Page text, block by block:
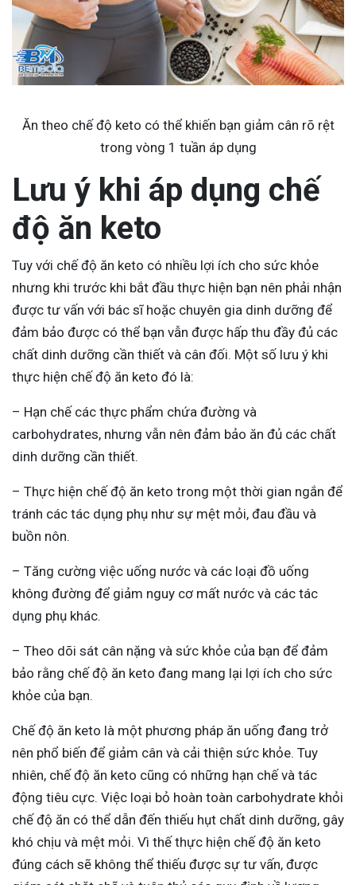
Ăn theo chế độ keto có thể khiến bạn giảm cân rõ rệt
trong vòng 1 tuần áp dụng
Lưu ý khi áp dụng chế
độ ăn keto
Tuy với chế độ ăn keto có nhiều lợi ích cho sức khỏe
nhưng khi trước khi bắt đầu thực hiện bạn nên phải nhận
được tư vấn với bác sĩ hoặc chuyên gia dinh dưỡng để
đảm bảo được có thể bạn vẫn được hấp thu đầy đủ các
chất dinh dưỡng cần thiết và cân đối. Một số lưu ý khi
thực hiện chế độ ăn keto đó là:
– Hạn chế các thực phẩm chứa đường và
carbohydrates, nhưng vẫn nên đảm bảo ăn đủ các chất
dinh dưỡng cần thiết.
– Thực hiện chế độ ăn keto trong một thời gian ngắn để
tránh các tác dụng phụ như sự mệt mỏi, đau đầu và
buồn nôn.
– Tăng cường việc uống nước và các loại đồ uống
không đường để giảm nguy cơ mất nước và các tác
dụng phụ khác.
– Theo dõi sát cân nặng và sức khỏe của bạn để đảm
bảo rằng chế độ ăn keto đang mang lại lợi ích cho sức
khỏe của bạn.
Chế độ ăn keto là một phương pháp ăn uống đang trở
nên phổ biến để giảm cân và cải thiện sức khỏe. Tuy
nhiên, chế độ ăn keto cũng có những hạn chế và tác
động tiêu cực. Việc loại bỏ hoàn toàn carbohydrate khỏi
chế độ ăn có thể dẫn đến thiếu hụt chất dinh dưỡng, gây
khó chịu và mệt mỏi. Vì thế thực hiện chế độ ăn keto
đúng cách sẽ không thể thiếu được sự tư vấn, được